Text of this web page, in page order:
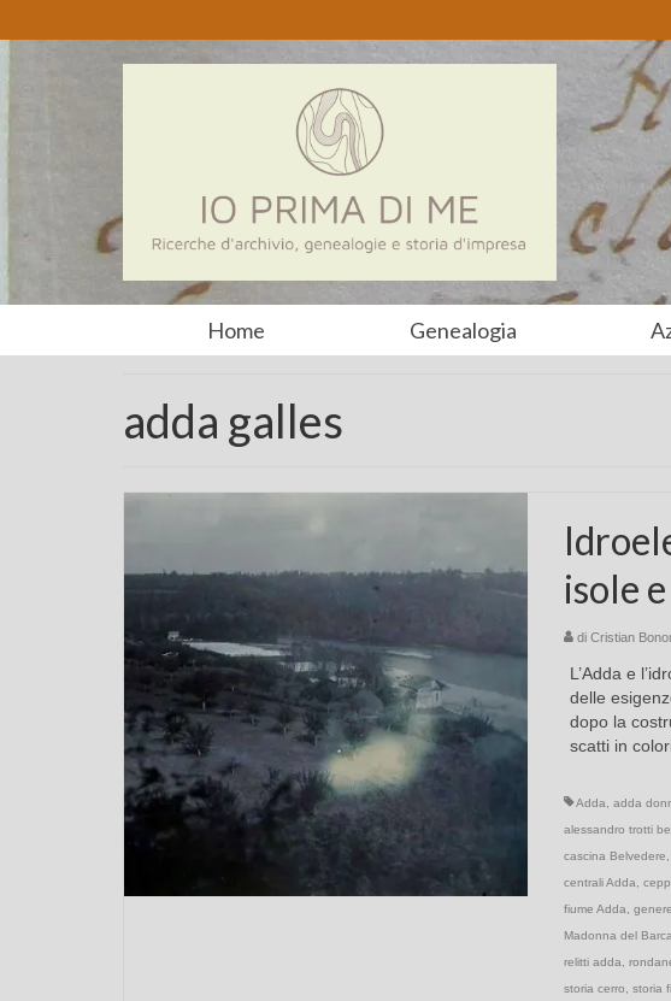
Home Genealogia
adda galles
isole
di Cristian
L’Adda e
delle
dopo la
scatti in
Adda adda
alessandro trotti
cascina Belvedere
centrali Adda
fiume Adda
Madonna del
relitti adda
storia cerro
storia